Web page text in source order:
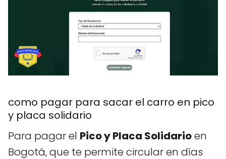
como pagar para sacar el carro en pico
y placa solidario
Para pagar el Pico y Placa Solidarioen
Bogotá, que te permite circular en días